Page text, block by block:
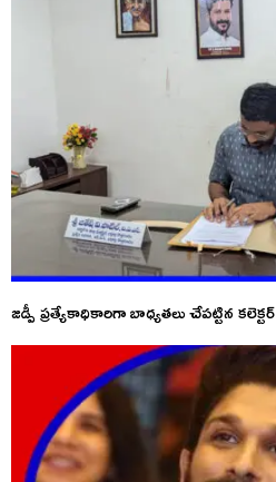
జడ్పీ ప్రత్యేకాధికారిగా బాధ్యతలు చేపట్టిన కలెక్టర్